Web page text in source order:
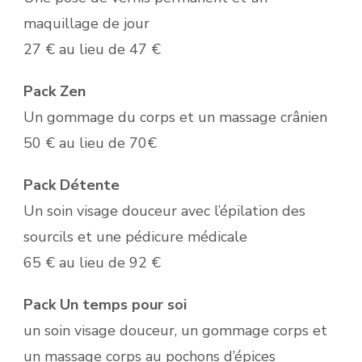
maquillage de jour
27 € au lieu de 47 €
Pack Zen
Un gommage du corps et un massage crânien
50 € au lieu de 70€
Pack Détente
Un soin visage douceur avec l’épilation des
sourcils et une pédicure médicale
65 € au lieu de 92 €
Pack Un temps pour soi
un soin visage douceur, un gommage corps et
un massage corps au pochons d’épices